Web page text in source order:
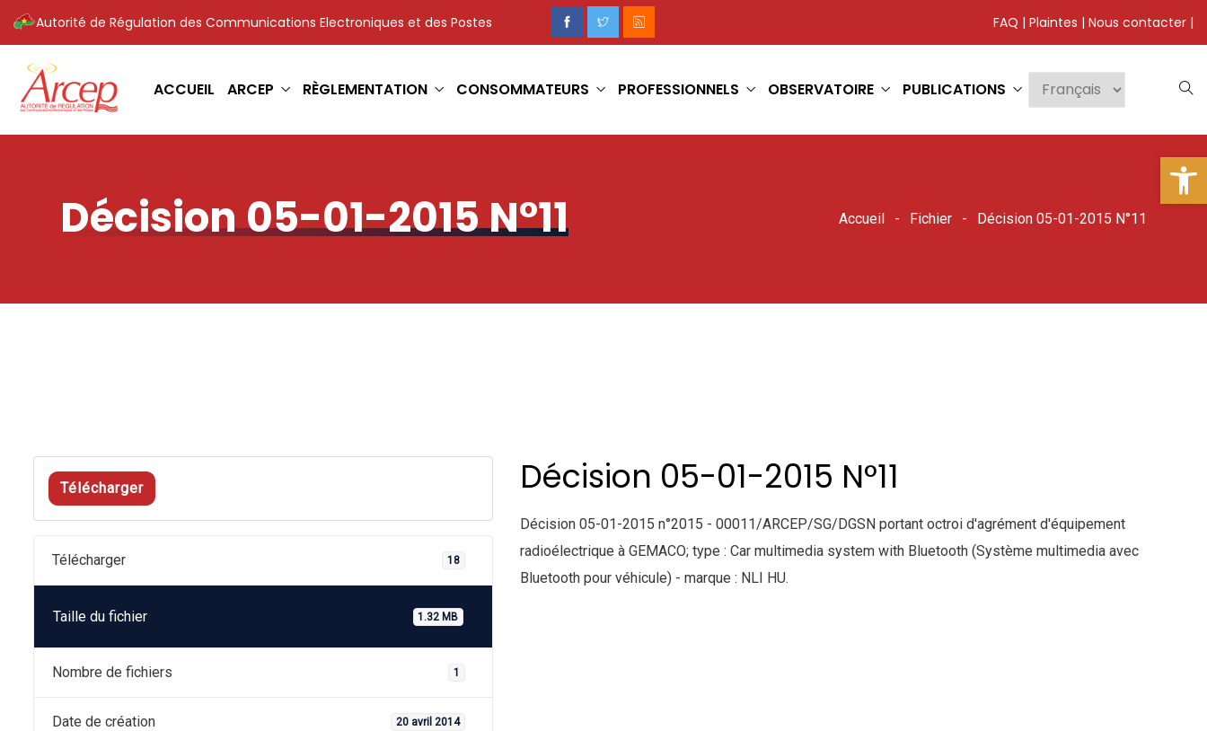
Autorité de Régulation des Communications Electroniques et des Postes FAQ | Plaintes | Nous contacter |
ACCUEIL ARCEP RÈGLEMENTATION CONSOMMATEURS PROFESSIONNELS OBSERVATOIRE PUBLICATIONS
Décision 05-01-2015 N°11 Accueil Fichier Décision 05-01-2015 N°11
Télécharger
Télécharger 18
Taille du fichier 1.32 MB
Nombre de fichiers 1
Date de création 20 avril 2014
Décision 05-01-2015 N°11
Décision 05-01-2015 n°2015 - 00011/ARCEP/SG/DGSN portant octroi d'agrément d'équipement
radioélectrique à GEMACO; type : Car multimedia system with Bluetooth (Système multimedia avec
Bluetooth pour véhicule) - marque : NLI HU.